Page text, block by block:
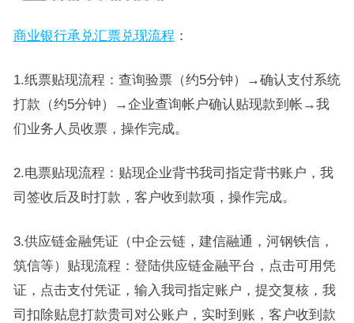
商业银行承兑汇票兑现流程 ：
1.纸票贴现流程：查询验票（约5分钟）→确认支付系统
打款（约5分钟）→企业查询帐户确认贴现款到帐→我
们业务人员收票，操作完成。
2.电票贴现流程：贴现企业背书我司指定背书账户，我
司签收后及时打款，客户收到款项，操作完成。
3.供应链金融凭证（中企云链，建信融通，河钢铁信，
筑信等）贴现流程：登陆供应链金融平台，点击可用凭
证，点击支付凭证，输入我司指定账户，提交复核，我
司扣除贴息打款贵司对公账户，实时到账，客户收到款